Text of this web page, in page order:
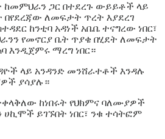
ከመምህራን ጋር በተደረጉ ውይይቶች ላይ
ለመፍታት ጥረት እያደረገ
ከንቲባ አዳነች አቤቤ ተናግረው ነበር፣
የመኖርያ ቤት ጥያቄ በሂደት ለመፍታት
እንዲጀምሩ ማረግ ነበር።
ላይ አንዳንድ መንሸራተቶች እንዳሉ
ያሳያሉ።
ከነበሩት የህክምና ባለሙያዎች
ሀኪሞች ይገኙበት ነበር፣ ንቁ ተሳትፎም